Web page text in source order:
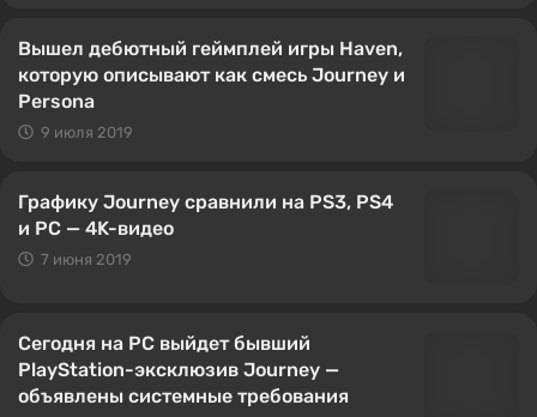
Вышел дебютный геймплей игры Haven,
которую описывают как смесь Journey и
Persona
9 июля 2019
Графику Journey сравнили на PS3, PS4
и PC — 4K-видео
7 июня 2019
Сегодня на PC выйдет бывший
PlayStation-эксклюзив Journey —
объявлены системные требования